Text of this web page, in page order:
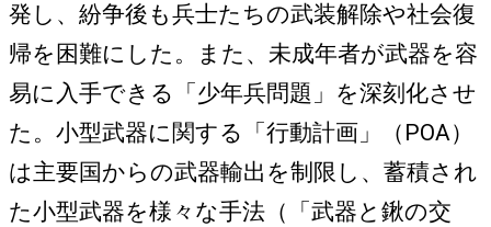
発し、紛争後も兵士たちの武装解除や社会復
帰を困難にした。また、未成年者が武器を容
易に入手できる「少年兵問題」を深刻化させ
た。小型武器に関する「行動計画」（POA）
は主要国からの武器輸出を制限し、蓄積され
た小型武器を様々な手法（「武器と鍬の交